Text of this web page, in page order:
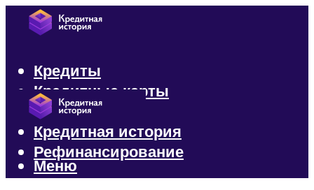
Кредиты
Кредитные карты
Микрозаймы
Кредитная история
Рефинансирование
Меню